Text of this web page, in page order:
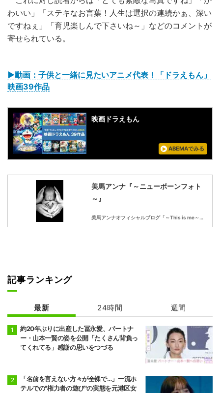
わいい」「ステキなお言葉！人生は選択の連続かぁ、深い
ですねぇ」「育児楽しんで下さいね～」などのコメントが
寄せられている。
▶動画：子供と一緒に見たいアニメ代表！「ドラえもん」
映画39作品
映画ドラえもん
ABEMAでみる
美馬アンナ『～ニューボーンフォト
～』
美馬アンナオフィシャルブログ「～This is me～」Powered by Ameba
記事ランキング
最新 24時間 週間
約20年ぶりに出産した冨永愛、パートナ
ー・山本一賢の姿を公開「たくさん背負っ
てくれてる」感謝の思いをつづる
「名前を言えない方々が全裸で…」一流ホ
テルでの"権力者の遊び"の実態を元港区女